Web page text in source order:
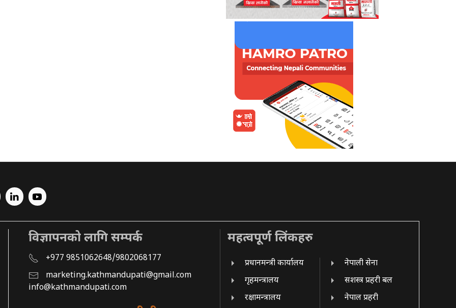
विज्ञापनको लागि सम्पर्क
+977 9851062648/9802068177
marketing.kathmandupati@gmail.com
info@kathmandupati.com
महत्वपूर्ण लिंकहरु
प्रधानमन्त्री कार्यालय
गृहमन्त्रालय
रक्षामन्त्रालय
नेपाली सेना
सशस्त्र प्रहरी बल
नेपाल प्रहरी